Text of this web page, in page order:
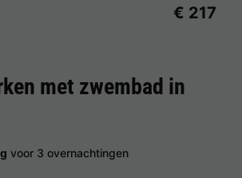
€ 217
met zwembad in
voor 3 overnachtingen